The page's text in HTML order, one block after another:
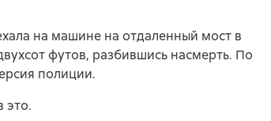
на машине на отдаленный мост в
футов, разбившись насмерть. По
полиции.
это.